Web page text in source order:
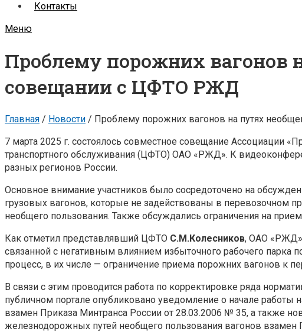
Контакты
Меню
Проблему порожних вагонов
совещании с ЦФТО РЖД
Главная / Новости / Проблему порожних вагонов на путях
7 марта 2025 г. состоялось совместное совещание Ассоциации
транспортного обслуживания (ЦФТО) ОАО «РЖД». К
разных регионов России.
Основное внимание участников было сосредоточено на
грузовых вагонов, которые не задействованы в перевозочном
необщего пользования. Также обсуждались ограничения на прием
Как отметил представлявший ЦФТО С.М.Колесников, ОАО «РЖД»
связанной с негативным влиянием избыточного рабочего парка
процесс, в их числе — ограничение приема порожних вагонов к
В связи с этим проводится работа по корректировке ряда
публичном портале опубликовано уведомление о начале
взамен Приказа Минтранса России от 28.03.2006 № 35, а также
железнодорожных путей необщего пользования вагонов взамен